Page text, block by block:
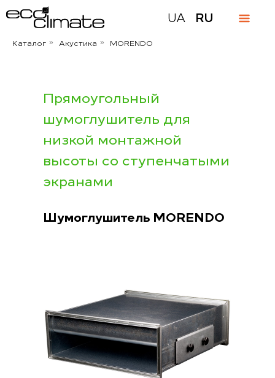
UA RU
Каталог » Акустика » MORENDO
Прямоугольный
шумоглушитель для
низкой монтажной
высоты со ступенчатыми
экранами
Шумоглушитель MORENDO